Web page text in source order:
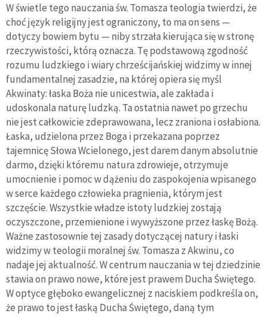
W świetle tego nauczania św. Tomasza teologia twierdzi, że
choć język religijny jest ograniczony, to ma on sens —
dotyczy bowiem bytu — niby strzała kierująca się w stronę
rzeczywistości, którą oznacza. Tę podstawową zgodność
rozumu ludzkiego i wiary chrześcijańskiej widzimy w innej
fundamentalnej zasadzie, na której opiera się myśl
Akwinaty: łaska Boża nie unicestwia, ale zakłada i
udoskonala naturę ludzką. Ta ostatnia nawet po grzechu
nie jest całkowicie zdeprawowana, lecz zraniona i osłabiona.
Łaska, udzielona przez Boga i przekazana poprzez
tajemnicę Słowa Wcielonego, jest darem danym absolutnie
darmo, dzięki któremu natura zdrowieje, otrzymuje
umocnienie i pomoc w dążeniu do zaspokojenia wpisanego
w serce każdego człowieka pragnienia, którym jest
szczęście. Wszystkie władze istoty ludzkiej zostają
oczyszczone, przemienione i wywyższone przez łaskę Bożą.
Ważne zastosownie tej zasady dotyczącej natury i łaski
widzimy w teologii moralnej św. Tomasza z Akwinu, co
nadaje jej aktualność. W centrum nauczania w tej dziedzinie
stawia on prawo nowe, które jest prawem Ducha Świętego.
W optyce głęboko ewangelicznej z naciskiem podkreśla on,
że prawo to jest łaską Ducha Świętego, daną tym